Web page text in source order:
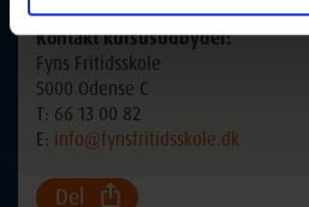
Kontakt kursusudbyder:
Fyns Fritidsskole
5000 Odense C
T: 66 13 00 82
E: info@fynsfritidsskole.dk
Del